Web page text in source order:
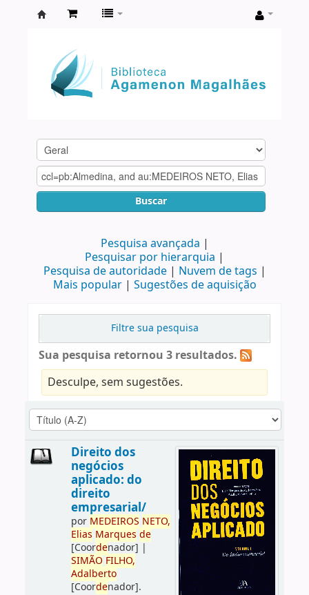
Agamenon
Magalhães
Buscar
Pesquisa avançada
Pesquisar por hierarquia
Pesquisa de autoridade
Nuvem de tags
Mais popular
Sugestões de aquisição
Filtre sua pesquisa
Sua pesquisa retornou 3 resultados.
Desculpe, sem sugestões.
Direito dos
negócios
aplicado: do
direito
empresarial/
por MEDEIROS NETO,
Elias Marques de
[Coordenador] |
SIMÃO FILHO,
Adalberto
[Coordenador].